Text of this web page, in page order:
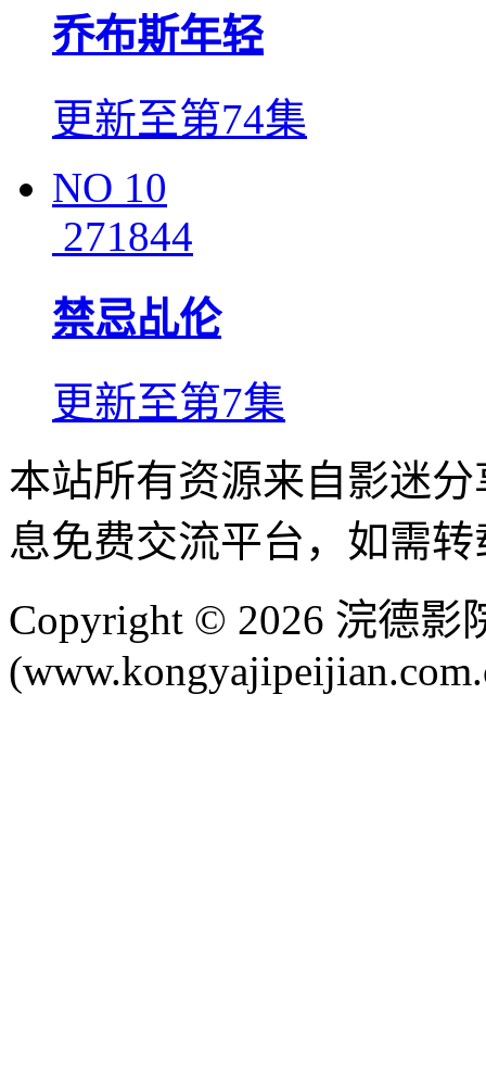
乔布斯年轻
更新至第74集
NO 10
271844
禁忌乩伦
更新至第7集
本站所有资源来自影迷
息免费交流平台，如需
Copyright © 2026 浣德影